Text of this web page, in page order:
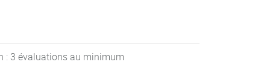
: 3 évaluations au minimum